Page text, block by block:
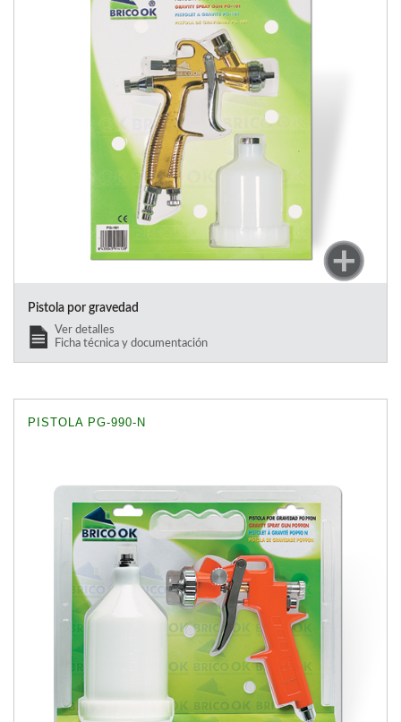
Pistola por gravedad
Ver detalles
Ficha técnica y documentación
PISTOLA PG-990-N